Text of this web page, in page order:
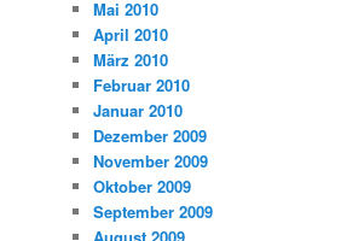
Mai 2010
April 2010
März 2010
Februar 2010
Januar 2010
Dezember 2009
November 2009
Oktober 2009
September 2009